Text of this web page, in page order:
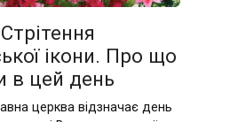
ікони. Про що
в цей день
церква відзначає день